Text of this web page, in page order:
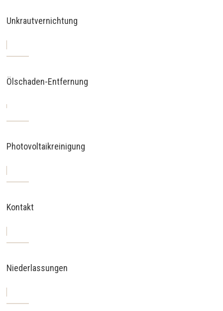
Unkrautvernichtung
Ölschaden-Entfernung
Photovoltaikreinigung
Kontakt
Niederlassungen